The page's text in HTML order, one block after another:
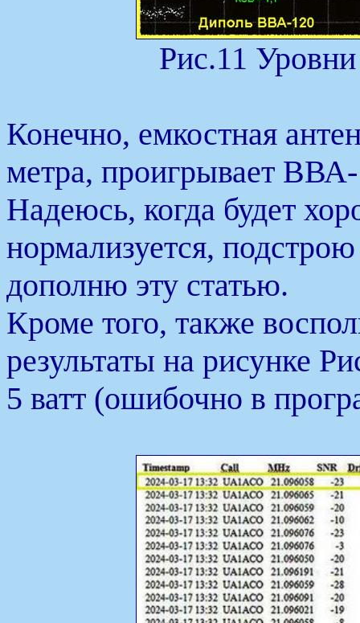
Рис.11
Конечно, емкостная
метра, проигрывает
Надеюсь, когда будет
нормализуется,
дополню эту статью.
Кроме того, также
результаты на рисунке
5 ватт (ошибочно в